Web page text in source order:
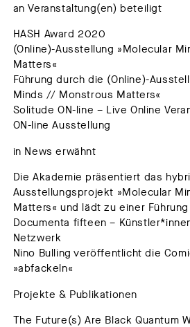
an Veranstaltung(en) beteiligt
HASH Award 2020
(Online)-Ausstellung »Molecular
Matters«
Führung durch die (Online)-
Minds // Monstrous Matters«
Solitude ON-line – Live Online
ON-line Ausstellung
in News erwähnt
Die Akademie präsentiert das
Ausstellungsprojekt »Molecular
Matters« und lädt zu einer Führung
Documenta fifteen –
Netzwerk
Nino Bulling veröffentlicht die
»abfackeln«
Projekte & Publikationen
The Future(s) Are Black Quantum